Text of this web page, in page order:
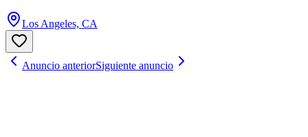
Los Angeles, CA
Anuncio anteriorSiguiente anuncio